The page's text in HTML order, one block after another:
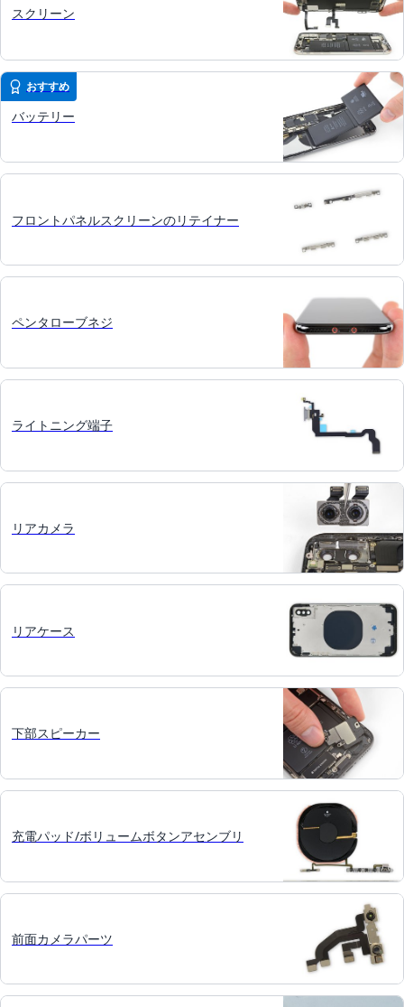
スクリーン
おすすめ
バッテリー
フロントパネルスクリーンのリテイナー
ペンタローブネジ
ライトニング端子
リアカメラ
リアケース
下部スピーカー
充電パッド/ボリュームボタンアセンブリ
前面カメラパーツ